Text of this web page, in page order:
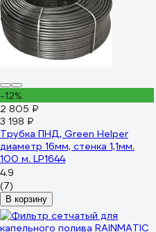
-12%
2 805 ₽
3 198 ₽
Трубка ПНД, Green Helper
диаметр 16мм, стенка 1,1мм.
100 м. LP1644
4.9
(7)
В корзину